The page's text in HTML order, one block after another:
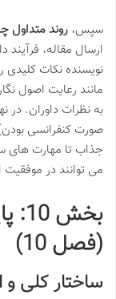
سپس، روند متداول
ارسال مقاله، فرآیند
نویسنده نکات کلیدی
مانند رعایت اصول
به نظرات داوران.
صورت کنفرانسی
جذاب تا مهارت های
می توانند در موفقیت
(فصل 10)
ساختار کلی